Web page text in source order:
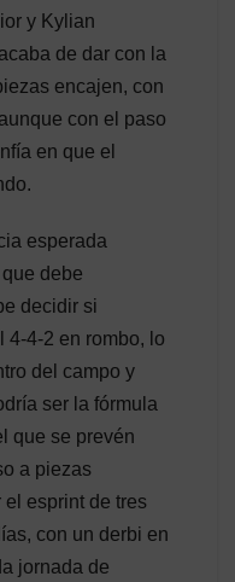
y Kylian
de dar con la
encajen, con
con el paso
en que el
esperada
debe
decidir si
4-4-2 en rombo, lo
del campo y
ser la fórmula
que se prevén
a piezas
esprint de tres
con un derbi en
jornada de